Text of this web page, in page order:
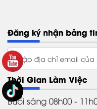
Đăng ký nhận bảng
Thời Gian Làm Việc
Buổi sáng 08h00 -